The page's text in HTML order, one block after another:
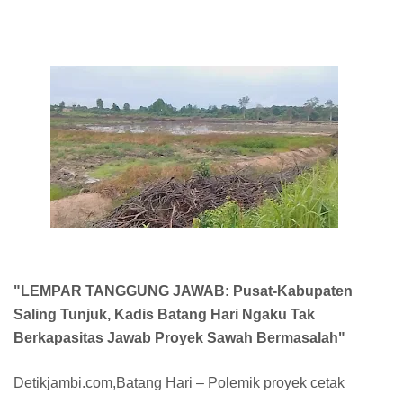
"LEMPAR TANGGUNG JAWAB: Pusat-Kabupaten
Saling Tunjuk, Kadis Batang Hari Ngaku Tak
Berkapasitas Jawab Proyek Sawah Bermasalah"
Detikjambi.com,Batang Hari – Polemik proyek cetak